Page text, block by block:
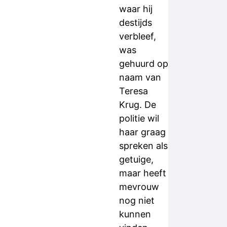
waar hij
destijds
verbleef,
was
gehuurd op
naam van
Teresa
Krug. De
politie wil
haar graag
spreken als
getuige,
maar heeft
mevrouw
nog niet
kunnen